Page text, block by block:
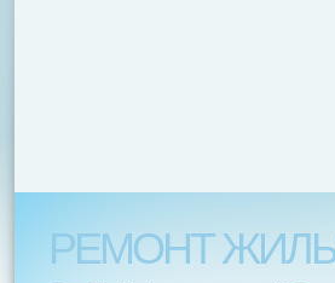
РЕМОНТ